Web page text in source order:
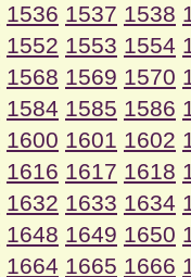
1536 1537 1538
1552 1553 1554
1568 1569 1570
1584 1585 1586
1600 1601 1602
1616 1617 1618
1632 1633 1634
1648 1649 1650
1664 1665 1666